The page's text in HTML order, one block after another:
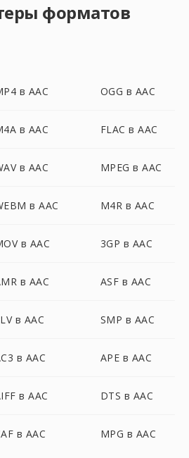
форматов
в AAC OGG в AAC
в AAC FLAC в AAC
в AAC MPEG в AAC
в AAC M4R в AAC
в AAC 3GP в AAC
в AAC ASF в AAC
в AAC SMP в AAC
в AAC APE в AAC
в AAC DTS в AAC
в AAC MPG в AAC